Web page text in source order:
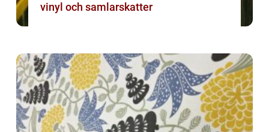
vinyl och samlarskatter